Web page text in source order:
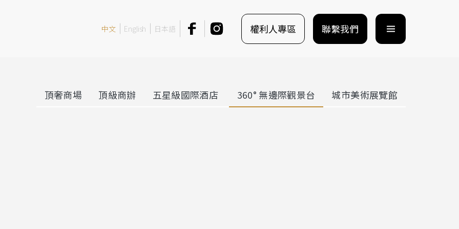
中文 English 日本語 權利人專區 聯繫我們
頂奢商場 頂級商辦 五星級國際酒店 360° 無邊際觀景台 城市美術展覽館